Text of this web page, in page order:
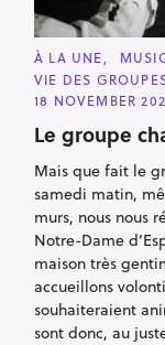
C
A
T
E
O
R
E
À LA UNE
VIE DES
18 NOVEMBER
Le groupe
Mais que fait le
samedi matin,
murs, nous nous
Notre-Dame
maison très
accueillons
souhaiteraient
sont donc, au
r
: